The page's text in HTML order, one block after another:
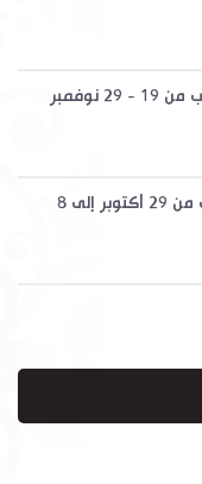
معرض الكويت الدولي للكتاب من 19 - 29 نوفمبر
معرض الجزائر الدولي للكتاب من 29 أكتوبر إلى 8